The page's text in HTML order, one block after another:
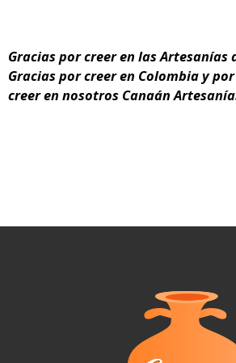
Gracias por creer en las Artesanías
Gracias por creer en Colombia y
creer en nosotros Canaán